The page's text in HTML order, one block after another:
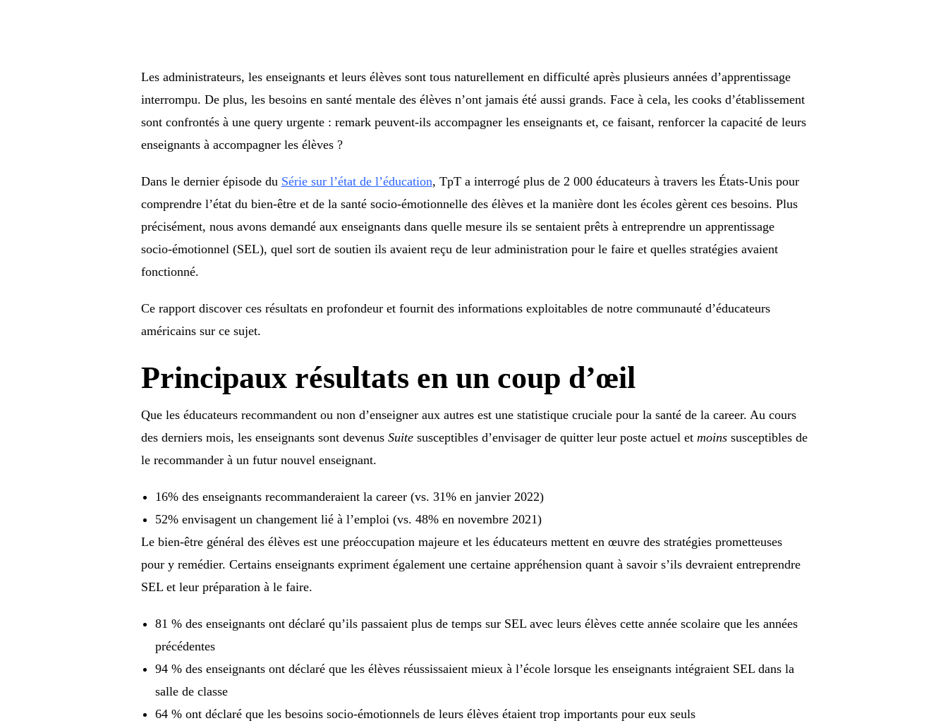
Les administrateurs, les enseignants et leurs élèves sont tous naturellement en difficulté après plusieurs années d’apprentissage
interrompu. De plus, les besoins en santé mentale des élèves n’ont jamais été aussi grands. Face à cela, les cooks d’établissement
sont confrontés à une query urgente : remark peuvent-ils accompagner les enseignants et, ce faisant, renforcer la capacité de leurs
enseignants à accompagner les élèves ?
Dans le dernier épisode du Série sur l’état de l’éducation, TpT a interrogé plus de 2 000 éducateurs à travers les États-Unis pour
comprendre l’état du bien-être et de la santé socio-émotionnelle des élèves et la manière dont les écoles gèrent ces besoins. Plus
précisément, nous avons demandé aux enseignants dans quelle mesure ils se sentaient prêts à entreprendre un apprentissage
socio-émotionnel (SEL), quel sort de soutien ils avaient reçu de leur administration pour le faire et quelles stratégies avaient
fonctionné.
Ce rapport discover ces résultats en profondeur et fournit des informations exploitables de notre communauté d’éducateurs
américains sur ce sujet.
Principaux résultats en un coup d’œil
Que les éducateurs recommandent ou non d’enseigner aux autres est une statistique cruciale pour la santé de la career. Au cours
des derniers mois, les enseignants sont devenus Suitesusceptibles d’envisager de quitter leur poste actuel et moinssusceptibles de
le recommander à un futur nouvel enseignant.
16% des enseignants recommanderaient la career (vs. 31% en janvier 2022)
52% envisagent un changement lié à l’emploi (vs. 48% en novembre 2021)
Le bien-être général des élèves est une préoccupation majeure et les éducateurs mettent en œuvre des stratégies prometteuses
pour y remédier. Certains enseignants expriment également une certaine appréhension quant à savoir s’ils devraient entreprendre
SEL et leur préparation à le faire.
81 % des enseignants ont déclaré qu’ils passaient plus de temps sur SEL avec leurs élèves cette année scolaire que les années
précédentes
94 % des enseignants ont déclaré que les élèves réussissaient mieux à l’école lorsque les enseignants intégraient SEL dans la
salle de classe
64 % ont déclaré que les besoins socio-émotionnels de leurs élèves étaient trop importants pour eux seuls